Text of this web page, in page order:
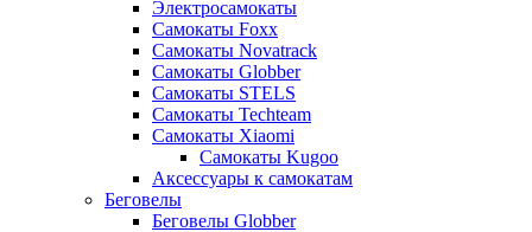
Электросамокаты
Самокаты Foxx
Самокаты Novatrack
Самокаты Globber
Самокаты STELS
Самокаты Techteam
Самокаты Xiaomi
Самокаты Kugoo
Аксессуары к самокатам
Беговелы
Беговелы Globber